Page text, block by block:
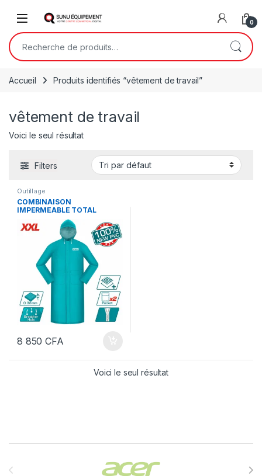
Open 0
Recherche pour :
Accueil Produits identifiés “vêtement de travail”
vêtement de travail
Voici le seul résultat
Filters
Outillage
COMBINAISON
IMPERMEABLE TOTAL
THTRS031.XXL
8 850CFA
Voici le seul résultat